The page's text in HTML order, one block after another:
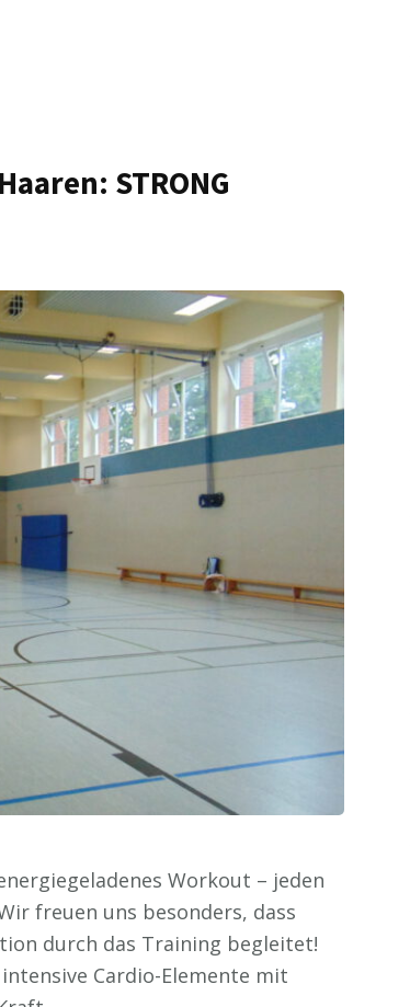
STRONG
Workout – jeden
freuen uns besonders, dass
durch das Training begleitet!
Cardio-Elemente mit